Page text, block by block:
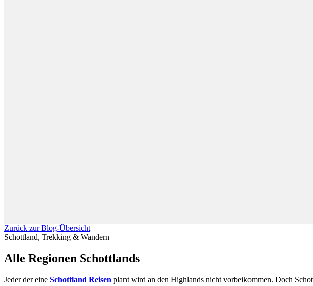
Zurück zur Blog-Übersicht
Schottland, Trekking & Wandern
Alle Regionen Schottlands
Jeder der eine Schottland Reisen plant wird an den Highlands nicht vorbeikommen. Doch